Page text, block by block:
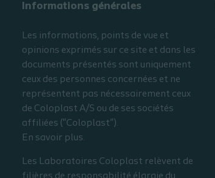
Informations générales​
Les informations, points de vue et
opinions exprimés sur ce site et dans les
documents présentés sont uniquement
ceux des personnes concernées et ne
représentent pas nécessairement ceux
de Coloplast A/S ou de ses sociétés
affiliées ("Coloplast").
En savoir plus.
Les Laboratoires Coloplast relèvent de